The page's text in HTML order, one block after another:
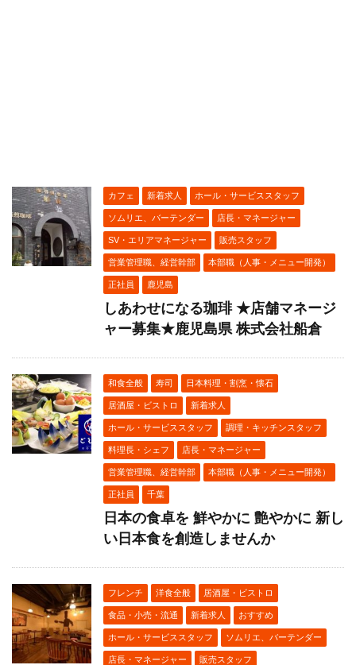
カフェ 新着求人 ホール・サービススタッフ
ソムリエ、バーテンダー 店長・マネージャー
SV・エリアマネージャー 販売スタッフ
営業管理職、経営幹部 本部職（人事・メニュー開発）
正社員 鹿児島
しあわせになる珈琲 ★店舗マネージ
ャー募集★鹿児島県 株式会社船倉
和食全般 寿司 日本料理・割烹・懐石
居酒屋・ビストロ 新着求人
ホール・サービススタッフ 調理・キッチンスタッフ
料理長・シェフ 店長・マネージャー
営業管理職、経営幹部 本部職（人事・メニュー開発）
正社員 千葉
日本の食卓を 鮮やかに 艶やかに 新し
い日本食を創造しませんか
フレンチ 洋食全般 居酒屋・ビストロ
食品・小売・流通 新着求人 おすすめ
ホール・サービススタッフ ソムリエ、バーテンダー
店長・マネージャー 販売スタッフ